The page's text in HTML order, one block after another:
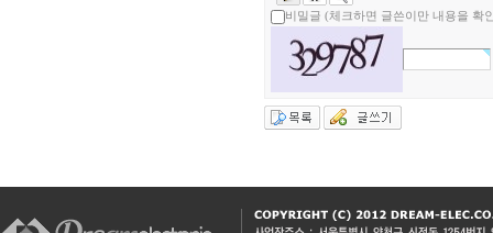
비밀글 (체크하면 글쓴이만 내용을 확